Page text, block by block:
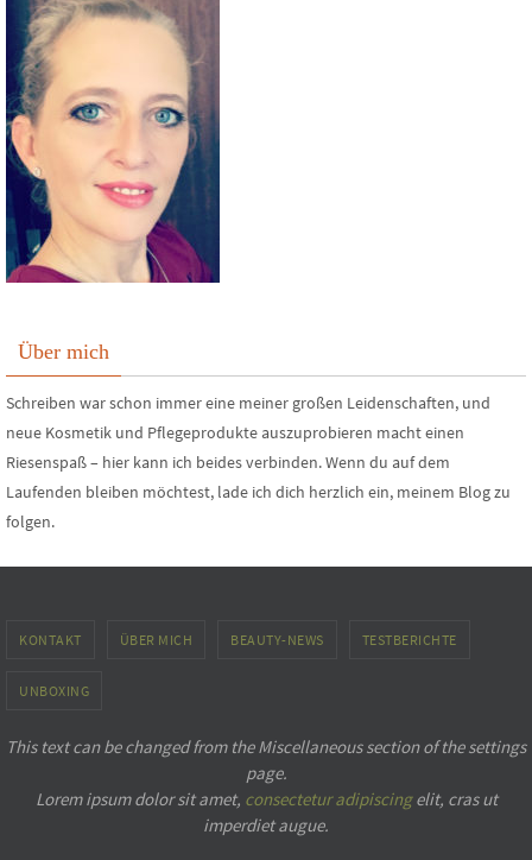
Über mich
Schreiben war schon immer eine meiner großen Leidenschaften, und
neue Kosmetik und Pflegeprodukte auszuprobieren macht einen
Riesenspaß – hier kann ich beides verbinden. Wenn du auf dem
Laufenden bleiben möchtest, lade ich dich herzlich ein, meinem Blog zu
folgen.
KONTAKT ÜBER MICH BEAUTY-NEWS TESTBERICHTE
UNBOXING
This text can be changed from the Miscellaneous section of the settings
page.
Lorem ipsumdolor sit amet, consectetur adipiscingelit, cras ut
imperdiet augue.